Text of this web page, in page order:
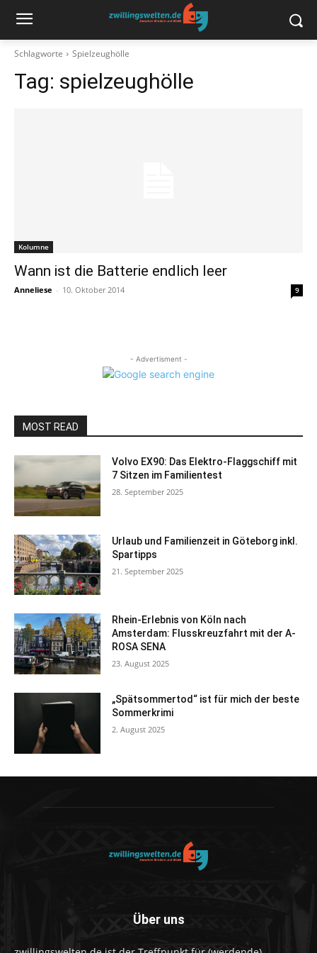
Schlagworte Spielzeughölle
Tag: spielzeughölle
Kolumne
Wann ist die Batterie endlich leer
Anneliese - 10. Oktober 2014 9
- Advertisment -
MOST READ
Volvo EX90: Das Elektro-Flaggschiff mit
7 Sitzen im Familientest
28. September 2025
Urlaub und Familienzeit in Göteborg inkl.
Spartipps
21. September 2025
Rhein-Erlebnis von Köln nach
Amsterdam: Flusskreuzfahrt mit der A-
ROSA SENA
23. August 2025
„Spätsommertod“ ist für mich der beste
Sommerkrimi
2. August 2025
Über uns